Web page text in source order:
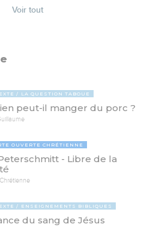
Voir tout
LA QUESTION TABOUE
peut-il manger du porc ?
OUVERTE CHRÉTIENNE
- Libre de la
ENSEIGNEMENTS BIBLIQUES
du sang de Jésus